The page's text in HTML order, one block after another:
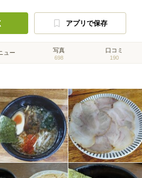
アプリで保存
ュー 写真
698
口コミ
190